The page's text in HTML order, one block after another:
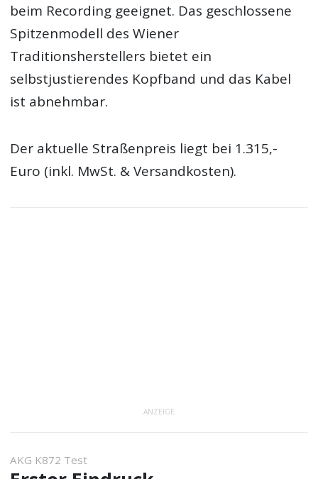
beim Recording geeignet. Das geschlossene
Spitzenmodell des Wiener
Traditionsherstellers bietet ein
selbstjustierendes Kopfband und das Kabel
ist abnehmbar.
Der aktuelle Straßenpreis liegt bei 1.315,-
Euro (inkl. MwSt. & Versandkosten).
ANZEIGE
AKG K872 Test